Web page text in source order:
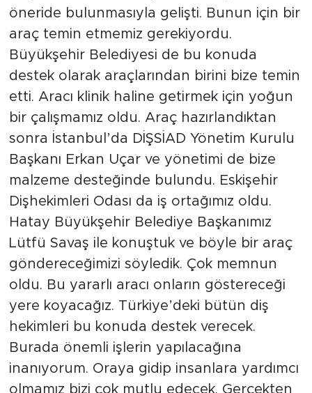
öneride bulunmasıyla gelişti. Bunun için bir
araç temin etmemiz gerekiyordu.
Büyükşehir Belediyesi de bu konuda
destek olarak araçlarından birini bize temin
etti. Aracı klinik haline getirmek için yoğun
bir çalışmamız oldu. Araç hazırlandıktan
sonra İstanbul’da DİŞSİAD Yönetim Kurulu
Başkanı Erkan Uçar ve yönetimi de bize
malzeme desteğinde bulundu. Eskişehir
Dişhekimleri Odası da iş ortağımız oldu.
Hatay Büyükşehir Belediye Başkanımız
Lütfü Savaş ile konuştuk ve böyle bir araç
göndereceğimizi söyledik. Çok memnun
oldu. Bu yararlı aracı onların göstereceği
yere koyacağız. Türkiye’deki bütün diş
hekimleri bu konuda destek verecek.
Burada önemli işlerin yapılacağına
inanıyorum. Oraya gidip insanlara yardımcı
olmamız bizi çok mutlu edecek. Gerçekten